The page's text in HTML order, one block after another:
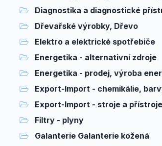
Diagnostika a diagnostické
Dřevařské výrobky, Dřevo
Elektro a elektrické spotřebiče
Energetika - alternativní zdroje
Energetika - prodej, výroba
Export-Import - chemikálie,
Export-Import - stroje a přístroje
Filtry - plyny
Galanterie Galanterie kožená